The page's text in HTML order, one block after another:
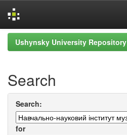
Skip
navigation
Ushynsky University Repository
Search
Search:
for